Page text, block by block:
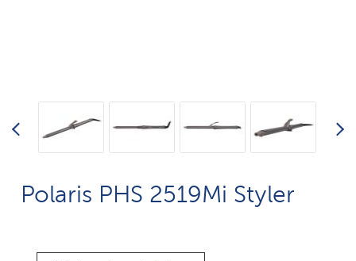
Polaris PHS 2519Mi Styler